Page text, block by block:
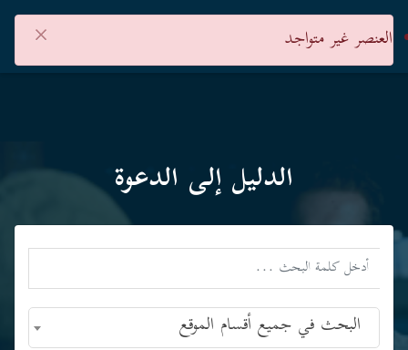
العنصر غير متواجد ×
الدليل إلى الدعوة
البحث في جميع أقسام الموقع